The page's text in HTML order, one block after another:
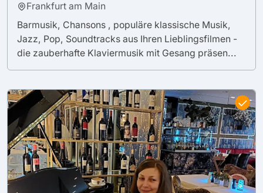
Frankfurt am Main
Barmusik, Chansons , populäre klassische Musik,
Jazz, Pop, Soundtracks aus Ihren Lieblingsfilmen -
die zauberhafte Klaviermusik mit Gesang präsen...